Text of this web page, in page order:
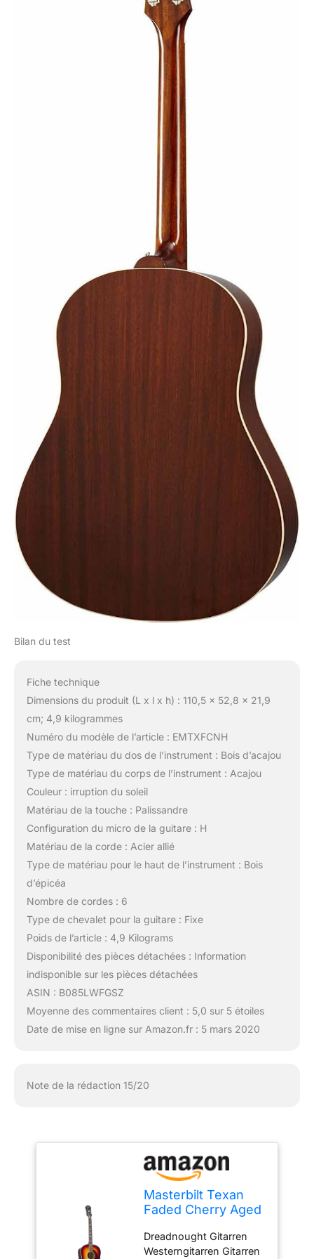
Bilan du test
Fiche technique
Dimensions du produit (L x l x h) : 110,5 x 52,8 x 21,9
cm; 4,9 kilogrammes
Numéro du modèle de l’article : EMTXFCNH
Type de matériau du dos de l’instrument : Bois d’acajou
Type de matériau du corps de l’instrument : Acajou
Couleur : irruption du soleil
Matériau de la touche : Palissandre
Configuration du micro de la guitare : H
Matériau de la corde : Acier allié
Type de matériau pour le haut de l’instrument : Bois
d’épicéa
Nombre de cordes : 6
Type de chevalet pour la guitare : Fixe
Poids de l’article : 4,9 Kilograms
Disponibilité des pièces détachées : Information
indisponible sur les pièces détachées
ASIN : B085LWFGSZ
Moyenne des commentaires client : 5,0 sur 5 étoiles
Date de mise en ligne sur Amazon.fr : 5 mars 2020
Note de la rédaction 15/20
Masterbilt Texan
Faded Cherry Aged
Dreadnought Gitarren
Westerngitarren Gitarren